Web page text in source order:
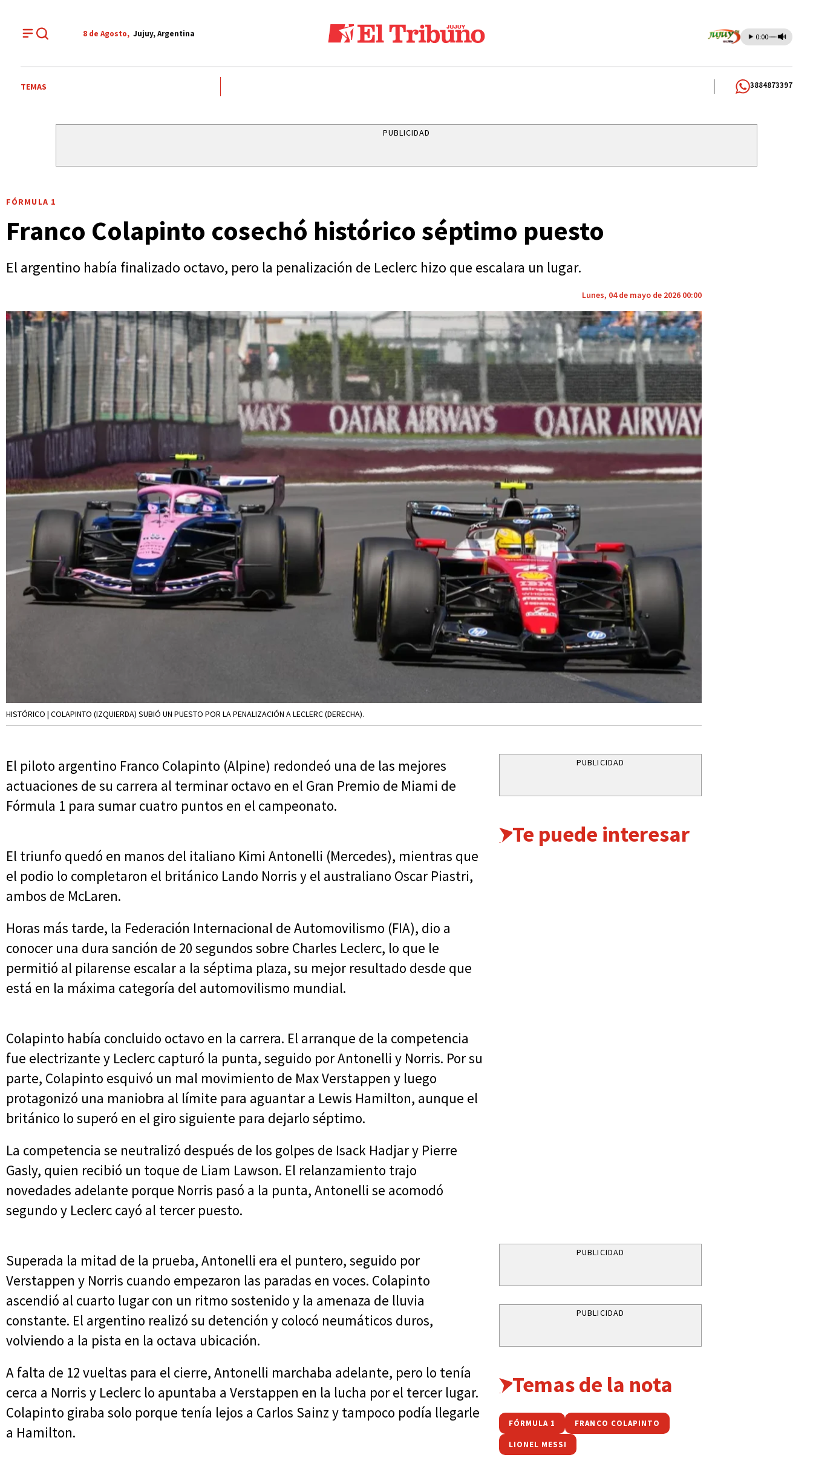
8 de Agosto, Jujuy, Argentina 0:00
TEMAS 3884873397
PUBLICIDAD
FÓRMULA 1
Franco Colapinto cosechó histórico séptimo puesto
El argentino había finalizado octavo, pero la penalización de Leclerc hizo que escalara un lugar.
Lunes, 04 de mayo de 2026 00:00
HISTÓRICO | COLAPINTO (IZQUIERDA) SUBIÓ UN PUESTO POR LA PENALIZACIÓN A LECLERC (DERECHA).
El piloto argentino Franco Colapinto (Alpine) redondeó una de las mejores
actuaciones de su carrera al terminar octavo en el Gran Premio de Miami de
Fórmula 1 para sumar cuatro puntos en el campeonato.
El triunfo quedó en manos del italiano Kimi Antonelli (Mercedes), mientras que
el podio lo completaron el británico Lando Norris y el australiano Oscar Piastri,
ambos de McLaren.
Horas más tarde, la Federación Internacional de Automovilismo (FIA), dio a
conocer una dura sanción de 20 segundos sobre Charles Leclerc, lo que le
permitió al pilarense escalar a la séptima plaza, su mejor resultado desde que
está en la máxima categoría del automovilismo mundial.
Colapinto había concluido octavo en la carrera. El arranque de la competencia
fue electrizante y Leclerc capturó la punta, seguido por Antonelli y Norris. Por su
parte, Colapinto esquivó un mal movimiento de Max Verstappen y luego
protagonizó una maniobra al límite para aguantar a Lewis Hamilton, aunque el
británico lo superó en el giro siguiente para dejarlo séptimo.
La competencia se neutralizó después de los golpes de Isack Hadjar y Pierre
Gasly, quien recibió un toque de Liam Lawson. El relanzamiento trajo
novedades adelante porque Norris pasó a la punta, Antonelli se acomodó
segundo y Leclerc cayó al tercer puesto.
Superada la mitad de la prueba, Antonelli era el puntero, seguido por
Verstappen y Norris cuando empezaron las paradas en voces. Colapinto
ascendió al cuarto lugar con un ritmo sostenido y la amenaza de lluvia
constante. El argentino realizó su detención y colocó neumáticos duros,
volviendo a la pista en la octava ubicación.
A falta de 12 vueltas para el cierre, Antonelli marchaba adelante, pero lo tenía
cerca a Norris y Leclerc lo apuntaba a Verstappen en la lucha por el tercer lugar.
Colapinto giraba solo porque tenía lejos a Carlos Sainz y tampoco podía llegarle
a Hamilton.
PUBLICIDAD
Te puede interesar
PUBLICIDAD
PUBLICIDAD
Temas de la nota
FÓRMULA 1 FRANCO COLAPINTO
LIONEL MESSI